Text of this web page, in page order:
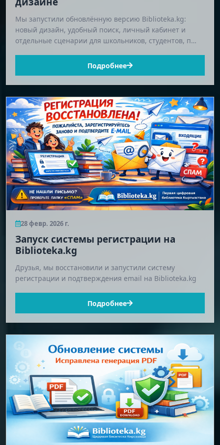
Мы запустили обновлённую версию Biblioteka.kg:
новый дизайн, удобный поиск, личный кабинет и
отдельные сценарии для школьников, студентов, п…
Подробнее
28 февр. 2026 г.
Запуск системы регистрации на
Biblioteka.kg
Друзья, мы восстановили и запустили систему
регистрации и подтверждения email на Biblioteka.kg
Подробнее